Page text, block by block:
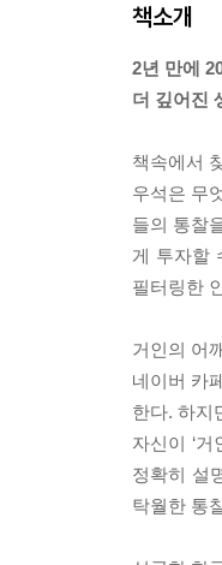
책소개
2년 만에
더 깊어진
책속에서
우석은 무
들의 통찰
게 투자할
필터링한
거인의 어
네이버 카
한다. 하지
자신이 ‘
정확히 설
탁월한 통